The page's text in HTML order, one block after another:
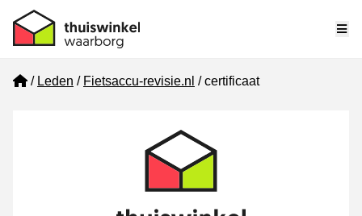
Home
Leden Fietsaccu-revisie.nl certificaat